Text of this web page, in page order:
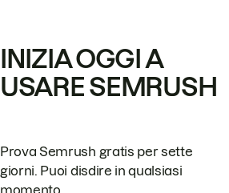
INIZIA OGGI A
USARE SEMRUSH
Prova Semrush gratis per sette
giorni. Puoi disdire in qualsiasi
momento.